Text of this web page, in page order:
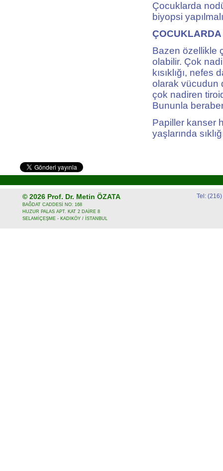
Çocuklarda
biyopsi
Bazen özellikle
olabilir. Çok
kısıklığı,
olarak vücudun
çok nadiren
Bununla
Papiller kanser
yaşlarında
© 2026 Prof. Dr. Metin ÖZATA
BAĞDAT CADDESİ NO: 168
HUZUR PALAS APT. KAT 2 DAİRE 8
SELAMİÇEŞME - KADIKÖY / İSTANBUL
Tel: